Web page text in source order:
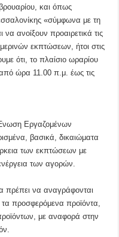
και όπως
«σύμφωνα με τη
ανοίξουν προαιρετικά τις
εκπτώσεων, ήτοι στις
ότι, το πλαίσιο ωραρίου
από ώρα 11.00 π.μ. έως τις
Εργαζομένων
βασικά, δικαιώματα
των εκπτώσεων με
των αγορών.
πρέπει να αναγράφονται
προσφερόμενα προϊόντα,
με αναφορά στην